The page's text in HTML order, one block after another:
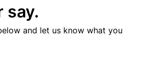
say.
and let us know what you